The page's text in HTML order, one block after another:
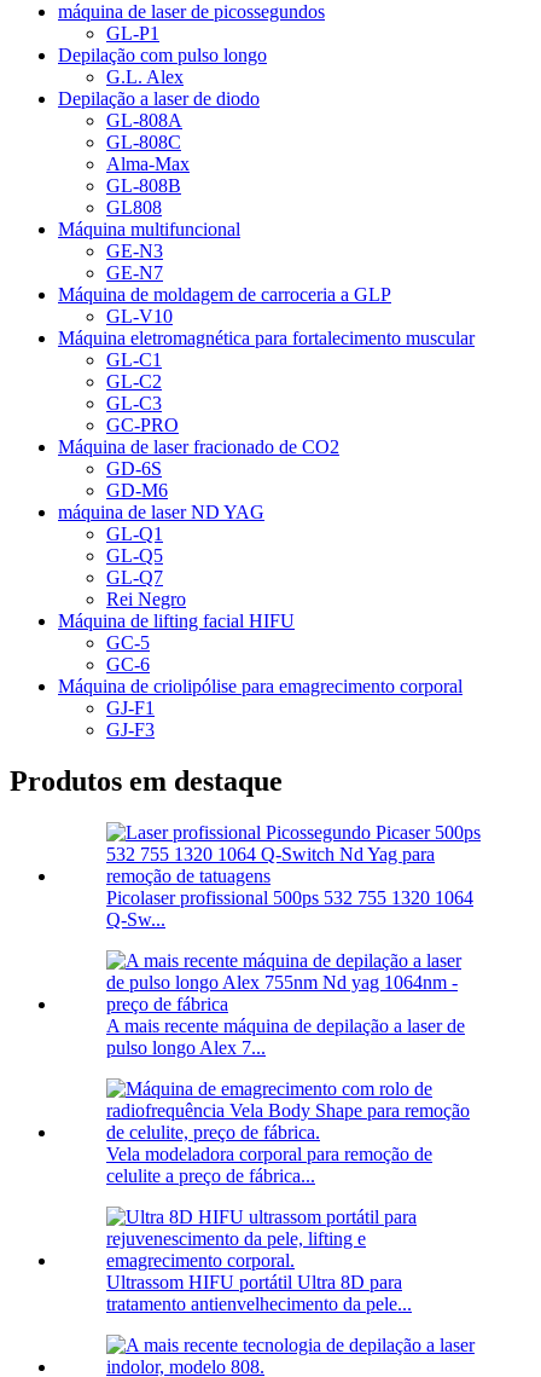
máquina de laser de picossegundos
GL-P1
Depilação com pulso longo
G.L. Alex
Depilação a laser de diodo
GL-808A
GL-808C
Alma-Max
GL-808B
GL808
Máquina multifuncional
GE-N3
GE-N7
Máquina de moldagem de carroceria a GLP
GL-V10
Máquina eletromagnética para fortalecimento muscular
GL-C1
GL-C2
GL-C3
GC-PRO
Máquina de laser fracionado de CO2
GD-6S
GD-M6
máquina de laser ND YAG
GL-Q1
GL-Q5
GL-Q7
Rei Negro
Máquina de lifting facial HIFU
GC-5
GC-6
Máquina de criolipólise para emagrecimento corporal
GJ-F1
GJ-F3
Produtos em destaque
Picolaser profissional 500ps 532 755 1320 1064
Q-Sw...
A mais recente máquina de depilação a laser de
pulso longo Alex 7...
Vela modeladora corporal para remoção de
celulite a preço de fábrica...
Ultrassom HIFU portátil Ultra 8D para
tratamento antienvelhecimento da pele...